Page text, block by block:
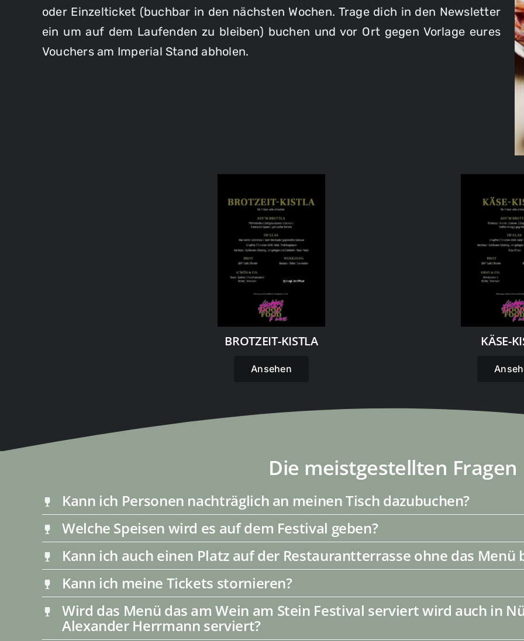
oder Einzelticket (buchbar in den nächsten Wochen. Trage dich in den Newsletter
ein um auf dem Laufenden zu bleiben) buchen und vor Ort gegen Vorlage eures
Vouchers am Imperial Stand abholen.
BROTZEIT-KISTLA
Ansehen
KÄSE-
Die meistgestellten Fragen
Kann ich Personen nachträglich an meinen Tisch dazubuchen?
Welche Speisen wird es auf dem Festival geben?
Kann ich auch einen Platz auf der Restaurantterrasse ohne das Menü
Kann ich meine Tickets stornieren?
Wird das Menü das am Wein am Stein Festival serviert wird auch in
Alexander Herrmann serviert?